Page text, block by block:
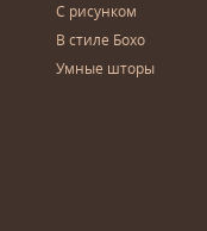
С рисунком
В стиле Бохо
Умные шторы